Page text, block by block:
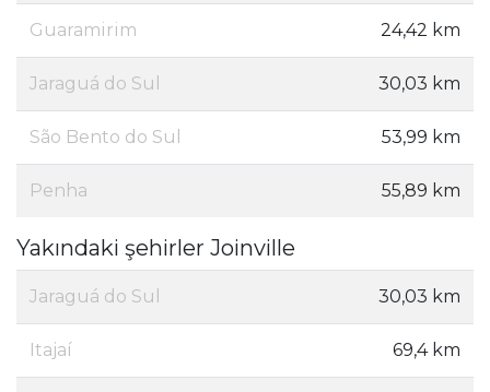
Guaramirim 24,42 km
Jaraguá do Sul 30,03 km
São Bento do Sul 53,99 km
Penha 55,89 km
Yakındaki şehirler Joinville
Jaraguá do Sul 30,03 km
Itajaí 69,4 km